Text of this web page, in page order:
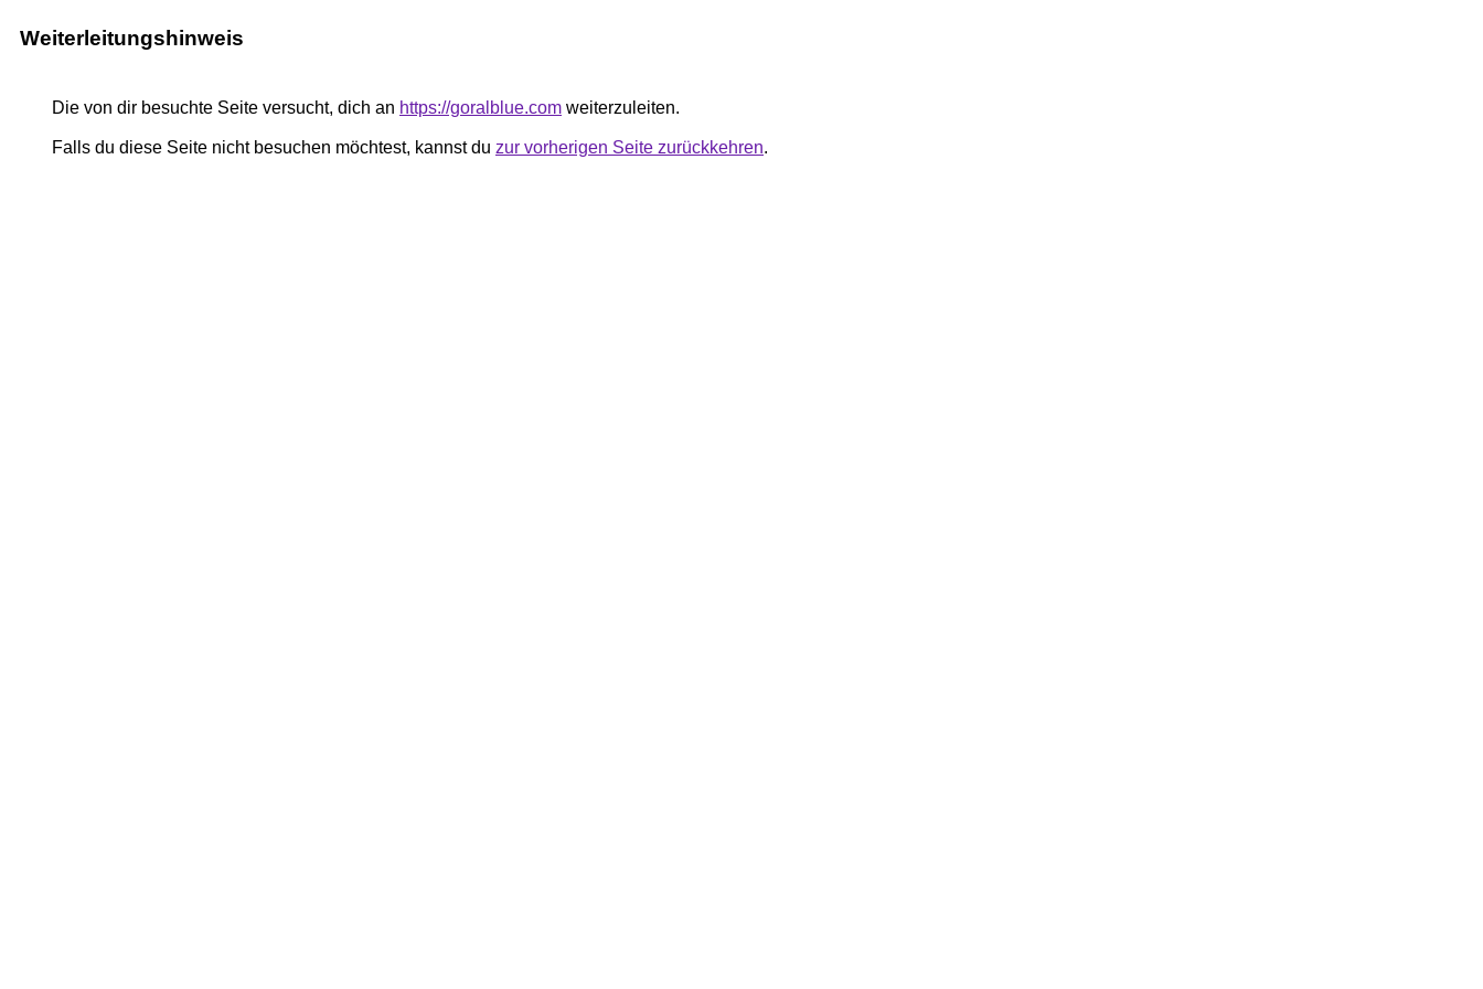
Weiterleitungshinweis
Die von dir besuchte Seite versucht, dich an https://goralblue.com weiterzuleiten.
Falls du diese Seite nicht besuchen möchtest, kannst du zur vorherigen Seite zurückkehren.